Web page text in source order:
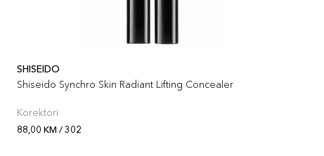
SHISEIDO
Shiseido Synchro Skin Radiant Lifting Concealer
Korektori
88,00 KM / 302